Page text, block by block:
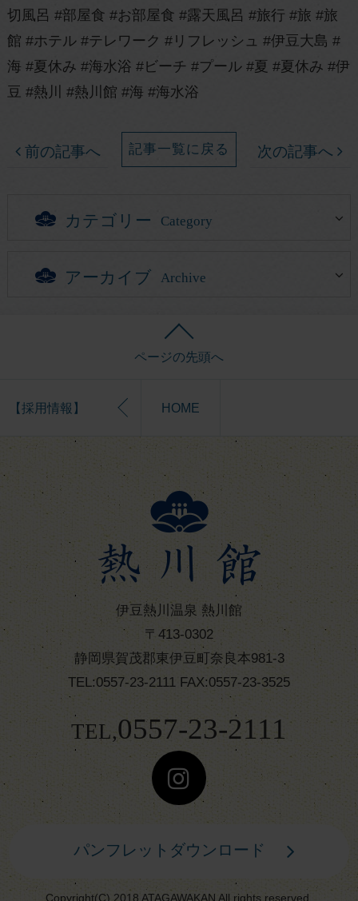
切風呂 #部屋食 #お部屋食 #露天風呂 #旅行 #旅 #旅
館 #ホテル #テレワーク #リフレッシュ #伊豆大島 #
海 #夏休み #海水浴 #ビーチ #プール #夏 #夏休み #伊
豆 #熱川 #熱川館 #海 #海水浴
前の記事へ 記事一覧に戻る 次の記事へ
カテゴリー Category
アーカイブ Archive
ページの先頭へ
【採用情報】 HOME
伊豆熱川温泉 熱川館
〒413-0302
静岡県賀茂郡東伊豆町奈良本981-3
TEL:0557-23-2111 FAX:0557-23-3525
TEL,0557-23-2111
パンフレットダウンロード
Copyright(C) 2018 ATAGAWAKAN All rights reserved.